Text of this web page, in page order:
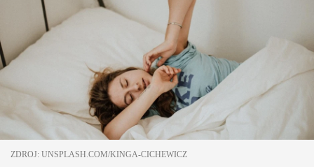
ZDROJ: UNSPLASH.COM/KINGA-CICHEWICZ